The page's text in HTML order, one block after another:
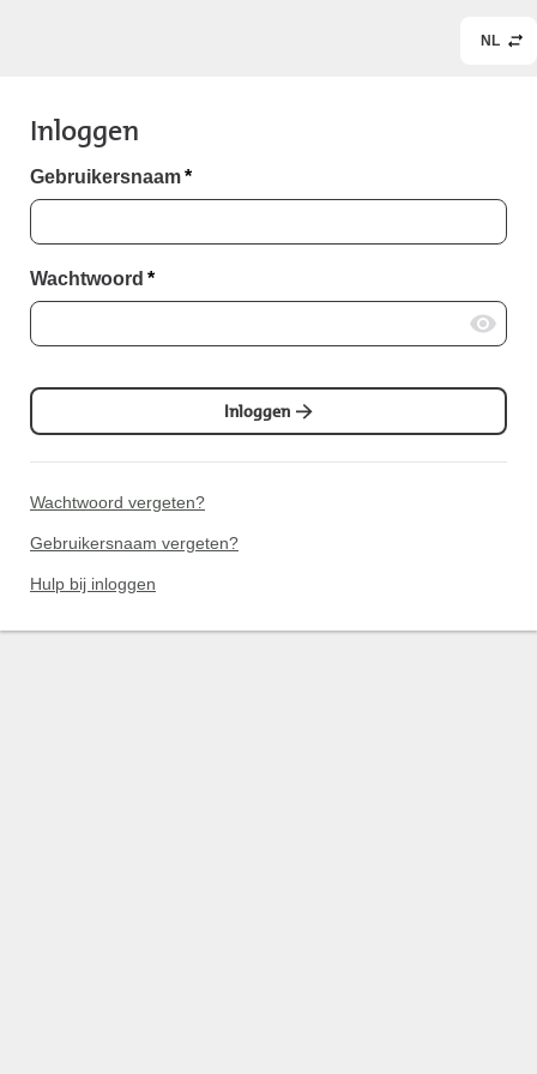
NL
Inloggen
Gebruikersnaam*
Wachtwoord *
Inloggen
Wachtwoord vergeten?
Gebruikersnaam vergeten?
Hulp bij inloggen